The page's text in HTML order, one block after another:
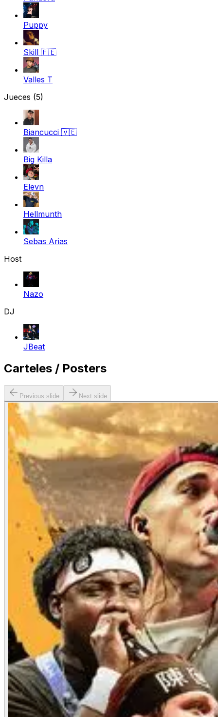
Puppy
Skill 🇵🇪
Valles T
Jueces (5)
Biancucci 🇻🇪
Big Killa
Elevn
Hellmunth
Sebas Arias
Host
Nazo
DJ
JBeat
Carteles / Posters
Previous slide Next slide